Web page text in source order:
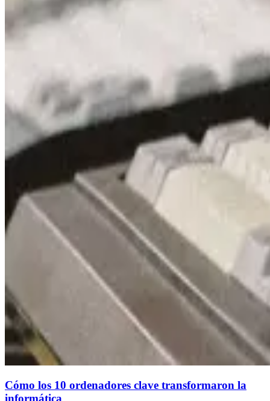
Cómo los 10 ordenadores clave transformaron la